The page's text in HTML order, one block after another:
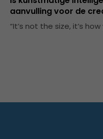
aanvulling voor de
“It’s not the size, it’s